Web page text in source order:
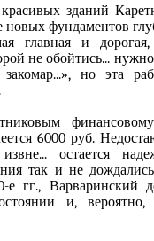
зданий
фундаментов
главная и
не обойтись...
но эта
6000 руб.
остается
так и не
е гг., Варваринский
и, вероятно,